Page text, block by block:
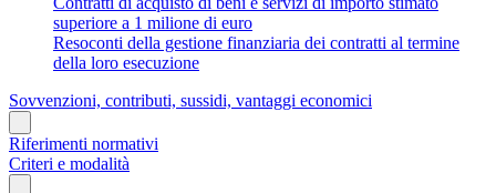
superiore a 1 milione di euro
Resoconti della gestione finanziaria dei contratti al termine
della loro esecuzione
Sovvenzioni, contributi, sussidi, vantaggi economici
Riferimenti normativi
Criteri e modalità